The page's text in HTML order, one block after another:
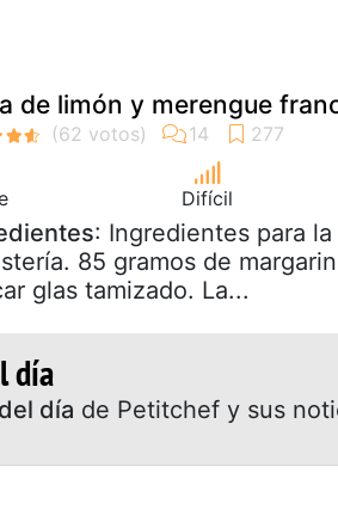
de limón y merengue
Difícil
: Ingredientes para
85 gramos de
glas tamizado. La...
día
día de Petitchef y sus